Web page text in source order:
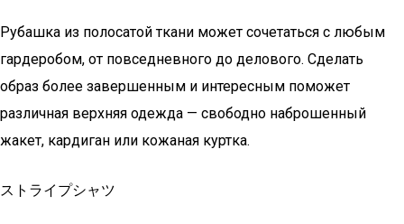
Рубашка из полосатой ткани может сочетаться с любым
гардеробом, от повседневного до делового. Сделать
образ более завершенным и интересным поможет
различная верхняя одежда — свободно наброшенный
жакет, кардиган или кожаная куртка.
ストライプシャツ